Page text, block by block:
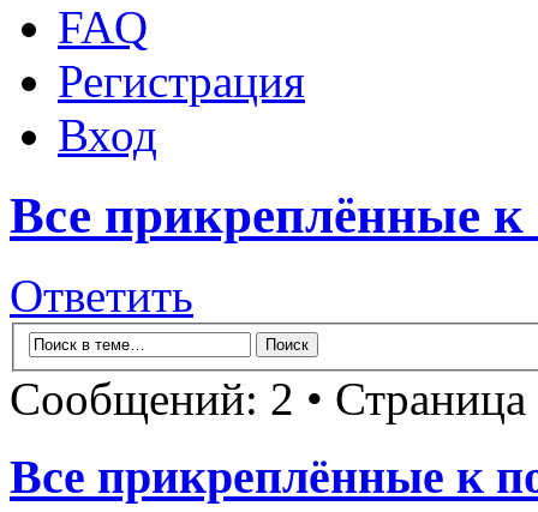
FAQ
Регистрация
Вход
Все прикреплённые
Ответить
Сообщений: 2 • Страница
Все прикреплённые к